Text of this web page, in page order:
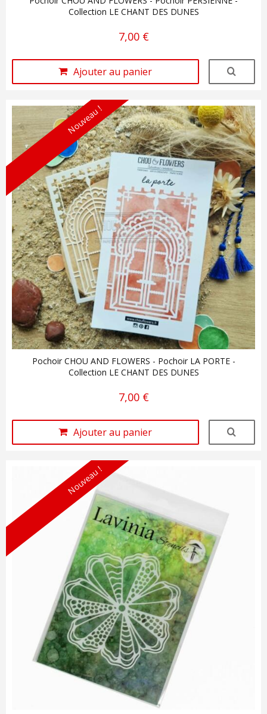
Collection LE CHANT DES DUNES
7,00 €
Ajouter au panier
Nouveau !
Pochoir CHOU AND FLOWERS - Pochoir LA PORTE -
Collection LE CHANT DES DUNES
7,00 €
Ajouter au panier
Nouveau !